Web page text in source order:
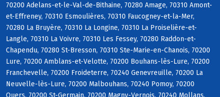
70200 Adelans-et-le-Val-de-Bithaine, 70280 Amage, 70310 Amont-
et-Effreney, 70310 Esmoulières, 70310 Faucogney-et-la-Mer,
70280 La Bruyère, 70310 La Longine, 70310 La Proiselière-et-
Langle, 70310 La Voivre, 70310 Les Fessey, 70280 Raddon-et-
Chapendu, 70280 St-Bresson, 70310 Ste-Marie-en-Chanois, 70200
Lure, 70200 Amblans-et-Velotte, 70200 Bouhans-lès-Lure, 70200
Franchevelle, 70200 Froideterre, 70240 Genevreuille, 70200 La
Neuvelle-lès-Lure, 70200 Malbouhans, 70240 Pomoy, 70200